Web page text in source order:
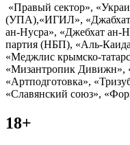
«Правый сектор»,
(УПА),«ИГИЛ»,
ан-Нусра», «Джебхат ан-
партия (НБП), «Аль-
«Меджлис крымско-
«Мизантропик Дивижн»,
«Артподготовка»,
«Славянский союз»,
18+